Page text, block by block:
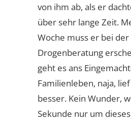
von ihm ab, als er
über sehr lange Zeit.
Woche muss er bei der
Drogenberatung
geht es ans
Familienleben, naja,
besser. Kein Wunder,
Sekunde nur um